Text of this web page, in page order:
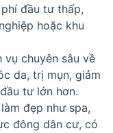
đầu tư thấp,
hoặc khu
vụ chuyên sâu về
da, trị mụn, giảm
tư lớn hơn.
đẹp như spa,
đông dân cư, có